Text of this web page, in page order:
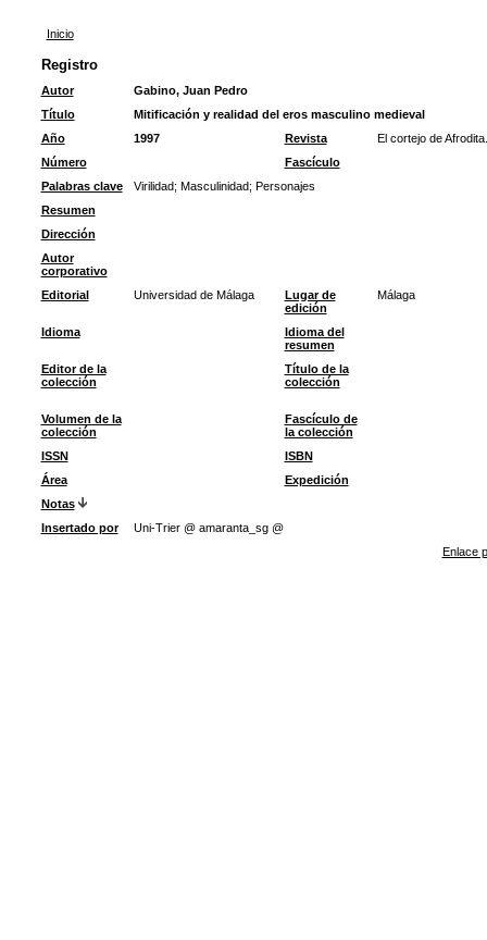
Inicio
Registro
Autor
Gabino, Juan Pedro
Título
Mitificación y realidad del eros masculino medieval
Año
1997 Revista
El cortejo de
Número
Fascículo
Palabras clave
Virilidad; Masculinidad; Personajes
Resumen
Dirección
Autor
corporativo
Editorial
Universidad de Málaga
Lugar de
edición
Málaga
Idioma
Idioma del
resumen
Editor de la
colección
Título de la
colección
Volumen de la
colección
Fascículo de
la colección
ISSN
ISBN
Área
Expedición
Notas
Insertado por
Uni-Trier @ amaranta_sg @
Enlace